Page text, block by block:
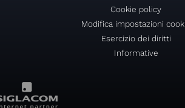
Cookie policy
Modifica impostazioni
Esercizio dei diritti
Informative